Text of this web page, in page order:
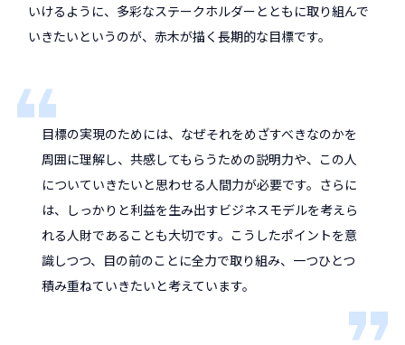
いけるように、多彩なステークホルダーとともに取り組んで
いきたいというのが、赤木が描く長期的な目標です。
目標の実現のためには、なぜそれをめざすべきなのかを
周囲に理解し、共感してもらうための説明力や、この人
についていきたいと思わせる人間力が必要です。さらに
は、しっかりと利益を生み出すビジネスモデルを考えら
れる人財であることも大切です。こうしたポイントを意
識しつつ、目の前のことに全力で取り組み、一つひとつ
積み重ねていきたいと考えています。